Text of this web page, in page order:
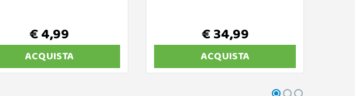
€ 4,99
ACQUISTA
€ 34,99
ACQUISTA